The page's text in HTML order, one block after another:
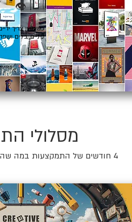
👁️
כשרעיון צריך
עיניים, כלים
מסלולי
4 חודשים של התמקצעות במה שהשוק באמת צריך עכשיו.